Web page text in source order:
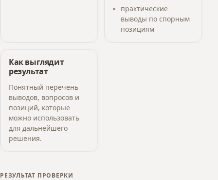
практические
выводы по спорным
позициям
Как выглядит
результат
Понятный перечень
выводов, вопросов и
позиций, которые
можно использовать
для дальнейшего
решения.
РЕЗУЛЬТАТ ПРОВЕРКИ